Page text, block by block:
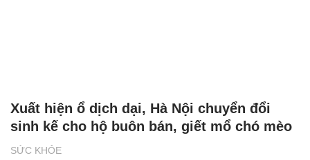
SỨC KHỎE
Xuất hiện ổ dịch dại, Hà Nội chuyển đổi
sinh kế cho hộ buôn bán, giết mổ chó mèo